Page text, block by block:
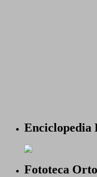
Enciclopedia
Fototeca